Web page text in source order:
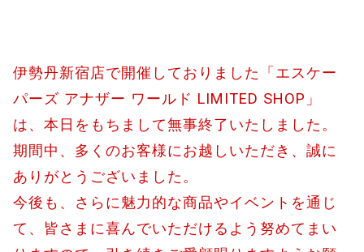
伊勢丹新宿店で開催しておりました「エスケー
パーズ アナザー ワールド LIMITED SHOP」
は、本日をもちまして無事終了いたしました。
期間中、多くのお客様にお越しいただき、誠に
ありがとうございました。
今後も、さらに魅力的な商品やイベントを通じ
て、皆さまに喜んでいただけるよう努めてまい